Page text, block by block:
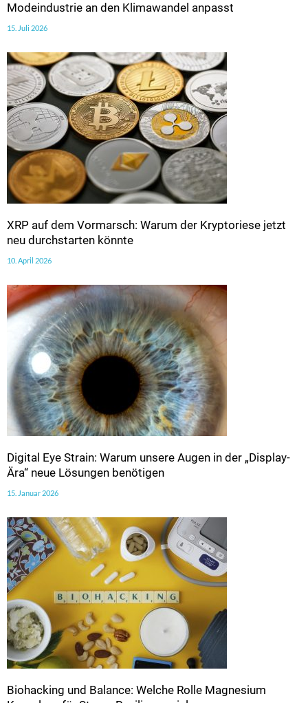
Modeindustrie an den Klimawandel anpasst
15. Juli 2026
XRP auf dem Vormarsch: Warum der Kryptoriese jetzt
neu durchstarten könnte
10. April 2026
Digital Eye Strain: Warum unsere Augen in der „Display-
Ära“ neue Lösungen benötigen
15. Januar 2026
Biohacking und Balance: Welche Rolle Magnesium